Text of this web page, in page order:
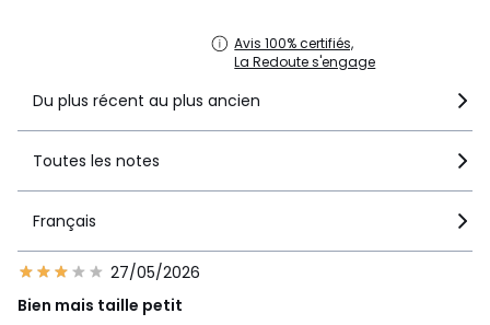
Avis 100% certifiés,
La Redoute s'engage
Du plus récent au plus ancien
Toutes les notes
Français
27/05/2026
Bien mais taille petit